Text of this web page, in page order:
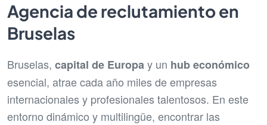
Agencia de reclutamiento en
Bruselas
Bruselas, capital de Europay un hub económico
esencial, atrae cada año miles de empresas
internacionales y profesionales talentosos. En este
entorno dinámico y multilingüe, encontrar las